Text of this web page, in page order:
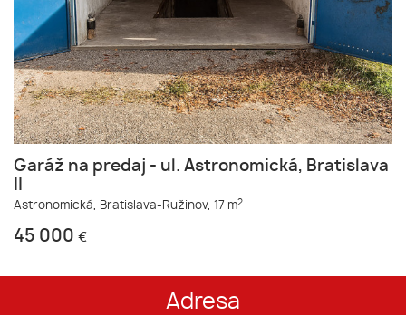
Garáž na predaj - ul. Astronomická, Bratislava
Astronomická, Bratislava-Ružinov, 17 m2
45 000 €
Adresa